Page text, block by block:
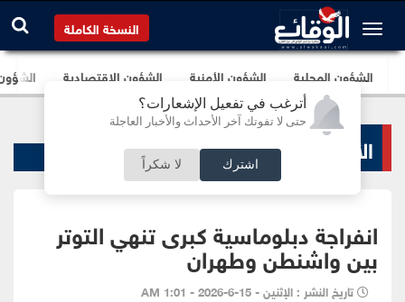
أترغب في تفعيل الإشعارات؟
حتى لا تفوتك آخر الأحداث والأخبار العاجلة
اشترك لا شكراً
النسخة الكاملة
الشؤون المحلية الشؤون الأمنية الشؤون الإقتصادية
الأخبار السياسية
انفراجة دبلوماسية كبرى تنهي التوتر
بين واشنطن وطهران
تاريخ النشر : الإثنين - 15-6-2026 - 1:01 AM